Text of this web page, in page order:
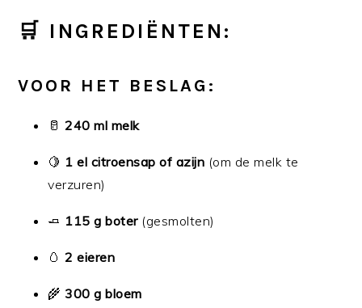
🛒 INGREDIËNTEN:
VOOR HET BESLAG:
🥛240 ml melk
🍋 1 el citroensap of azijn (om de melk te
verzuren)
🧈 115 g boter(gesmolten)
🥚2 eieren
🌾 300 g bloem